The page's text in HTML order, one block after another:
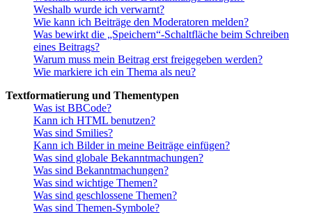
Weshalb wurde ich verwarnt?
Wie kann ich Beiträge den Moderatoren melden?
Was bewirkt die „Speichern“-Schaltfläche beim Schreiben
eines Beitrags?
Warum muss mein Beitrag erst freigegeben werden?
Wie markiere ich ein Thema als neu?
Textformatierung und Thementypen
Was ist BBCode?
Kann ich HTML benutzen?
Was sind Smilies?
Kann ich Bilder in meine Beiträge einfügen?
Was sind globale Bekanntmachungen?
Was sind Bekanntmachungen?
Was sind wichtige Themen?
Was sind geschlossene Themen?
Was sind Themen-Symbole?